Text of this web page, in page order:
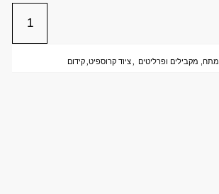
מתח, מקבילים ופרליטים ,ציוד קרוספיט,קידום